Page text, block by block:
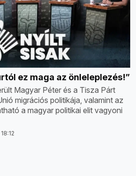
ez maga az önleleplezés!”
Magyar Péter és a Tisza Párt
migrációs politikája, valamint az
a magyar politikai elit vagyoni